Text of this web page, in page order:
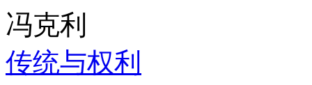
冯克利
传统与权利